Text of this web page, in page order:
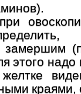
этого надо
краями,